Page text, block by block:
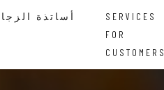
SERVICES
FOR
CUSTOMERS